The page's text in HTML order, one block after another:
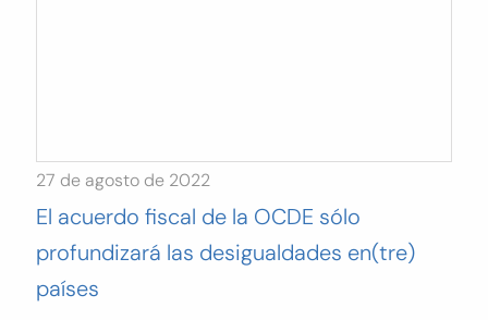
27 de agosto de 2022
El acuerdo fiscal de la OCDE sólo
profundizará las desigualdades en(tre)
países